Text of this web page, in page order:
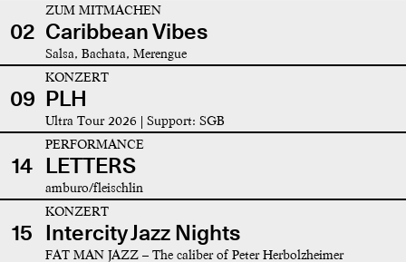
02
ZUM MITMACHEN
Caribbean Vibes
Salsa, Bachata, Merengue
09
KONZERT
PLH
Ultra Tour 2026 | Support: SGB
14
PERFORMANCE
LETTERS
amburo/fleischlin
15
KONZERT
Intercity Jazz Nights
FAT MAN JAZZ – The caliber of Peter Herbolzheimer